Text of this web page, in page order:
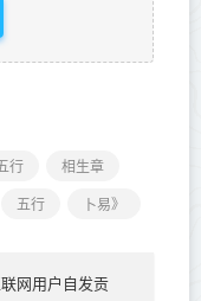
行
相生章
五行 卜易》
网用户自发贡